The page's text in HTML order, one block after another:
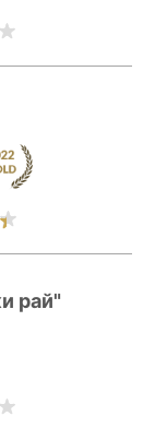
рай"